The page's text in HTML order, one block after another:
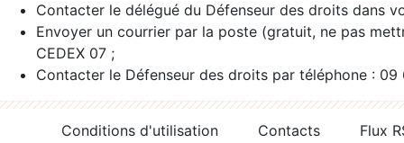
Contacter le délégué du Défenseur des droits dans
Envoyer un courrier par la poste (gratuit, ne pas
CEDEX 07 ;
Contacter le Défenseur des droits par téléphone :
Conditions d'utilisation Contacts
Flux